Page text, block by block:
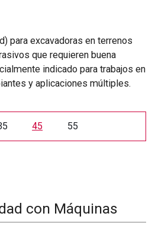
para excavadoras en terrenos
que requieren buena
indicado para trabajos en
y aplicaciones múltiples.
45 55
con Máquinas